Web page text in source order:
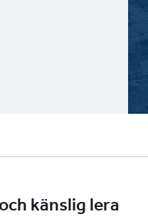
känslig lera